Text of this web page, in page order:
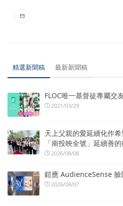
精選新聞稿 最新新聞稿
FLOC唯一基督徒專屬交
2021/03/29
天上父親的愛延續化作
「南投映全號」延續善
2026/08/08
鎧應 AudienceSense 臉
2026/08/07